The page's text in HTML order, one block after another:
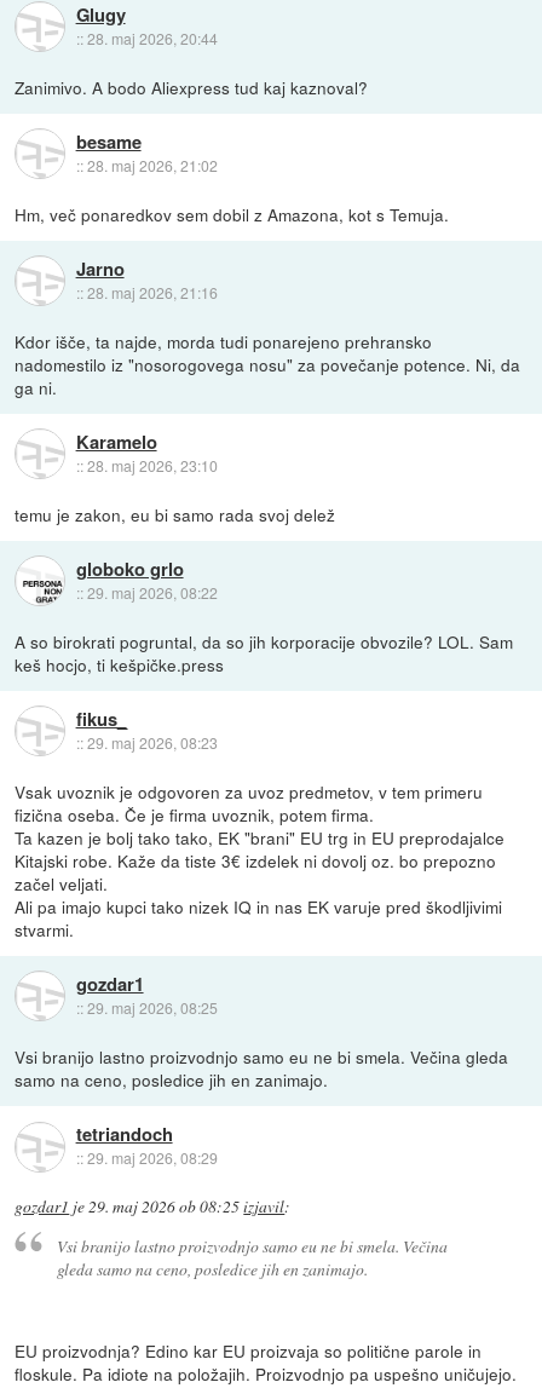
Glugy
::28. maj 2026, 20:44
Zanimivo. A bodo Aliexpress tud kaj kaznoval?
besame
::28. maj 2026, 21:02
Hm, več ponaredkov sem dobil z Amazona, kot s Temuja.
Jarno
::28. maj 2026, 21:16
Kdor išče, ta najde, morda tudi ponarejeno prehransko
nadomestilo iz "nosorogovega nosu" za povečanje potence. Ni, da
ga ni.
Karamelo
::28. maj 2026, 23:10
temu je zakon, eu bi samo rada svoj delež
globoko grlo
::29. maj 2026, 08:22
A so birokrati pogruntal, da so jih korporacije obvozile? LOL. Sam
keš hocjo, ti kešpičke.press
fikus_
::29. maj 2026, 08:23
Vsak uvoznik je odgovoren za uvoz predmetov, v tem primeru
fizična oseba. Če je firma uvoznik, potem firma.
Ta kazen je bolj tako tako, EK "brani" EU trg in EU preprodajalce
Kitajski robe. Kaže da tiste 3€ izdelek ni dovolj oz. bo prepozno
začel veljati.
Ali pa imajo kupci tako nizek IQ in nas EK varuje pred škodljivimi
stvarmi.
gozdar1
::29. maj 2026, 08:25
Vsi branijo lastno proizvodnjo samo eu ne bi smela. Večina gleda
samo na ceno, posledice jih en zanimajo.
tetriandoch
::29. maj 2026, 08:29
gozdar1 je29. maj 2026 ob 08:25izjavil:
Vsi branijo lastno proizvodnjo samo eu ne bi smela. Večina
gleda samo na ceno, posledice jih en zanimajo.
EU proizvodnja? Edino kar EU proizvaja so politične parole in
floskule. Pa idiote na položajih. Proizvodnjo pa uspešno uničujejo.